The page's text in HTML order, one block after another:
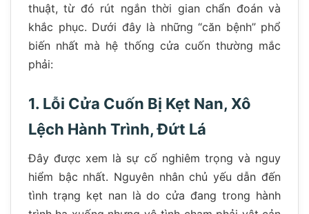
thuật, từ đó rút ngắn thời gian chẩn đoán và
khắc phục. Dưới đây là những “căn bệnh” phổ
biến nhất mà hệ thống cửa cuốn thường mắc
phải:
1. Lỗi Cửa Cuốn Bị Kẹt Nan, Xô
Lệch Hành Trình, Đứt Lá
Đây được xem là sự cố nghiêm trọng và nguy
hiểm bậc nhất. Nguyên nhân chủ yếu dẫn đến
tình trạng kẹt nan là do cửa đang trong hành